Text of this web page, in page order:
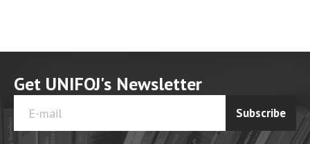
Get UNIFOJ's Newsletter
Subscribe